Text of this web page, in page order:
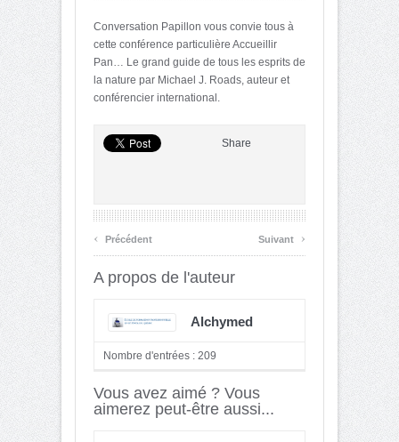
Conversation Papillon vous convie tous à
cette conférence particulière Accueillir
Pan… Le grand guide de tous les esprits de
la nature par Michael J. Roads, auteur et
conférencier international.
Share
‹ Précédent Suivant ›
A propos de l'auteur
Alchymed
Nombre d'entrées : 209
Vous avez aimé ? Vous
aimerez peut-être aussi...